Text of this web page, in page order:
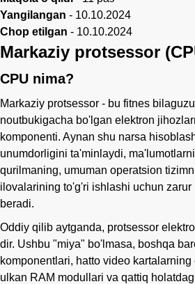
Yangilangan - 10.10.2024
Chop etilgan - 10.10.2024
Markaziy protsessor
CPU nima?
Markaziy protsessor - bu fitnes
noutbukigacha bo'lgan elektron
komponenti. Aynan shu narsa
unumdorligini ta'minlaydi,
qurilmaning, umuman operatsion
ilovalarining to'g'ri ishlashi uchun
beradi.
Oddiy qilib aytganda, protsessor
dir. Ushbu "miya" bo'lmasa, boshqa
komponentlari, hatto video
ulkan RAM modullari va qattiq
Onlayn · bir necha daqiqada javob
Ismingiz